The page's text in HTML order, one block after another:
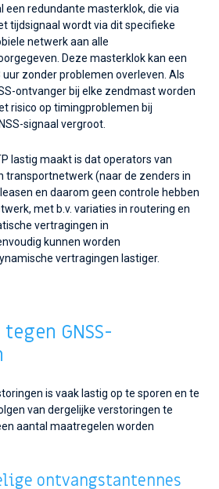
een redundante masterklok, die via
tijdsignaal wordt via dit specifieke
netwerk aan alle
Deze masterklok kan een
zonder problemen overleven. Als
ontvanger bij elke zendmast worden
risico op timingproblemen bij
signaal vergroot.
lastig maakt is dat operators van
transportnetwerk (naar de zenders in
en daarom geen controle hebben
met b.v. variaties in routering en
vertragingen in
kunnen worden
vertragingen lastiger.
GNSS-
is vaak lastig op te sporen en te
van dergelijke verstoringen te
aantal maatregelen worden
ontvangstantennes